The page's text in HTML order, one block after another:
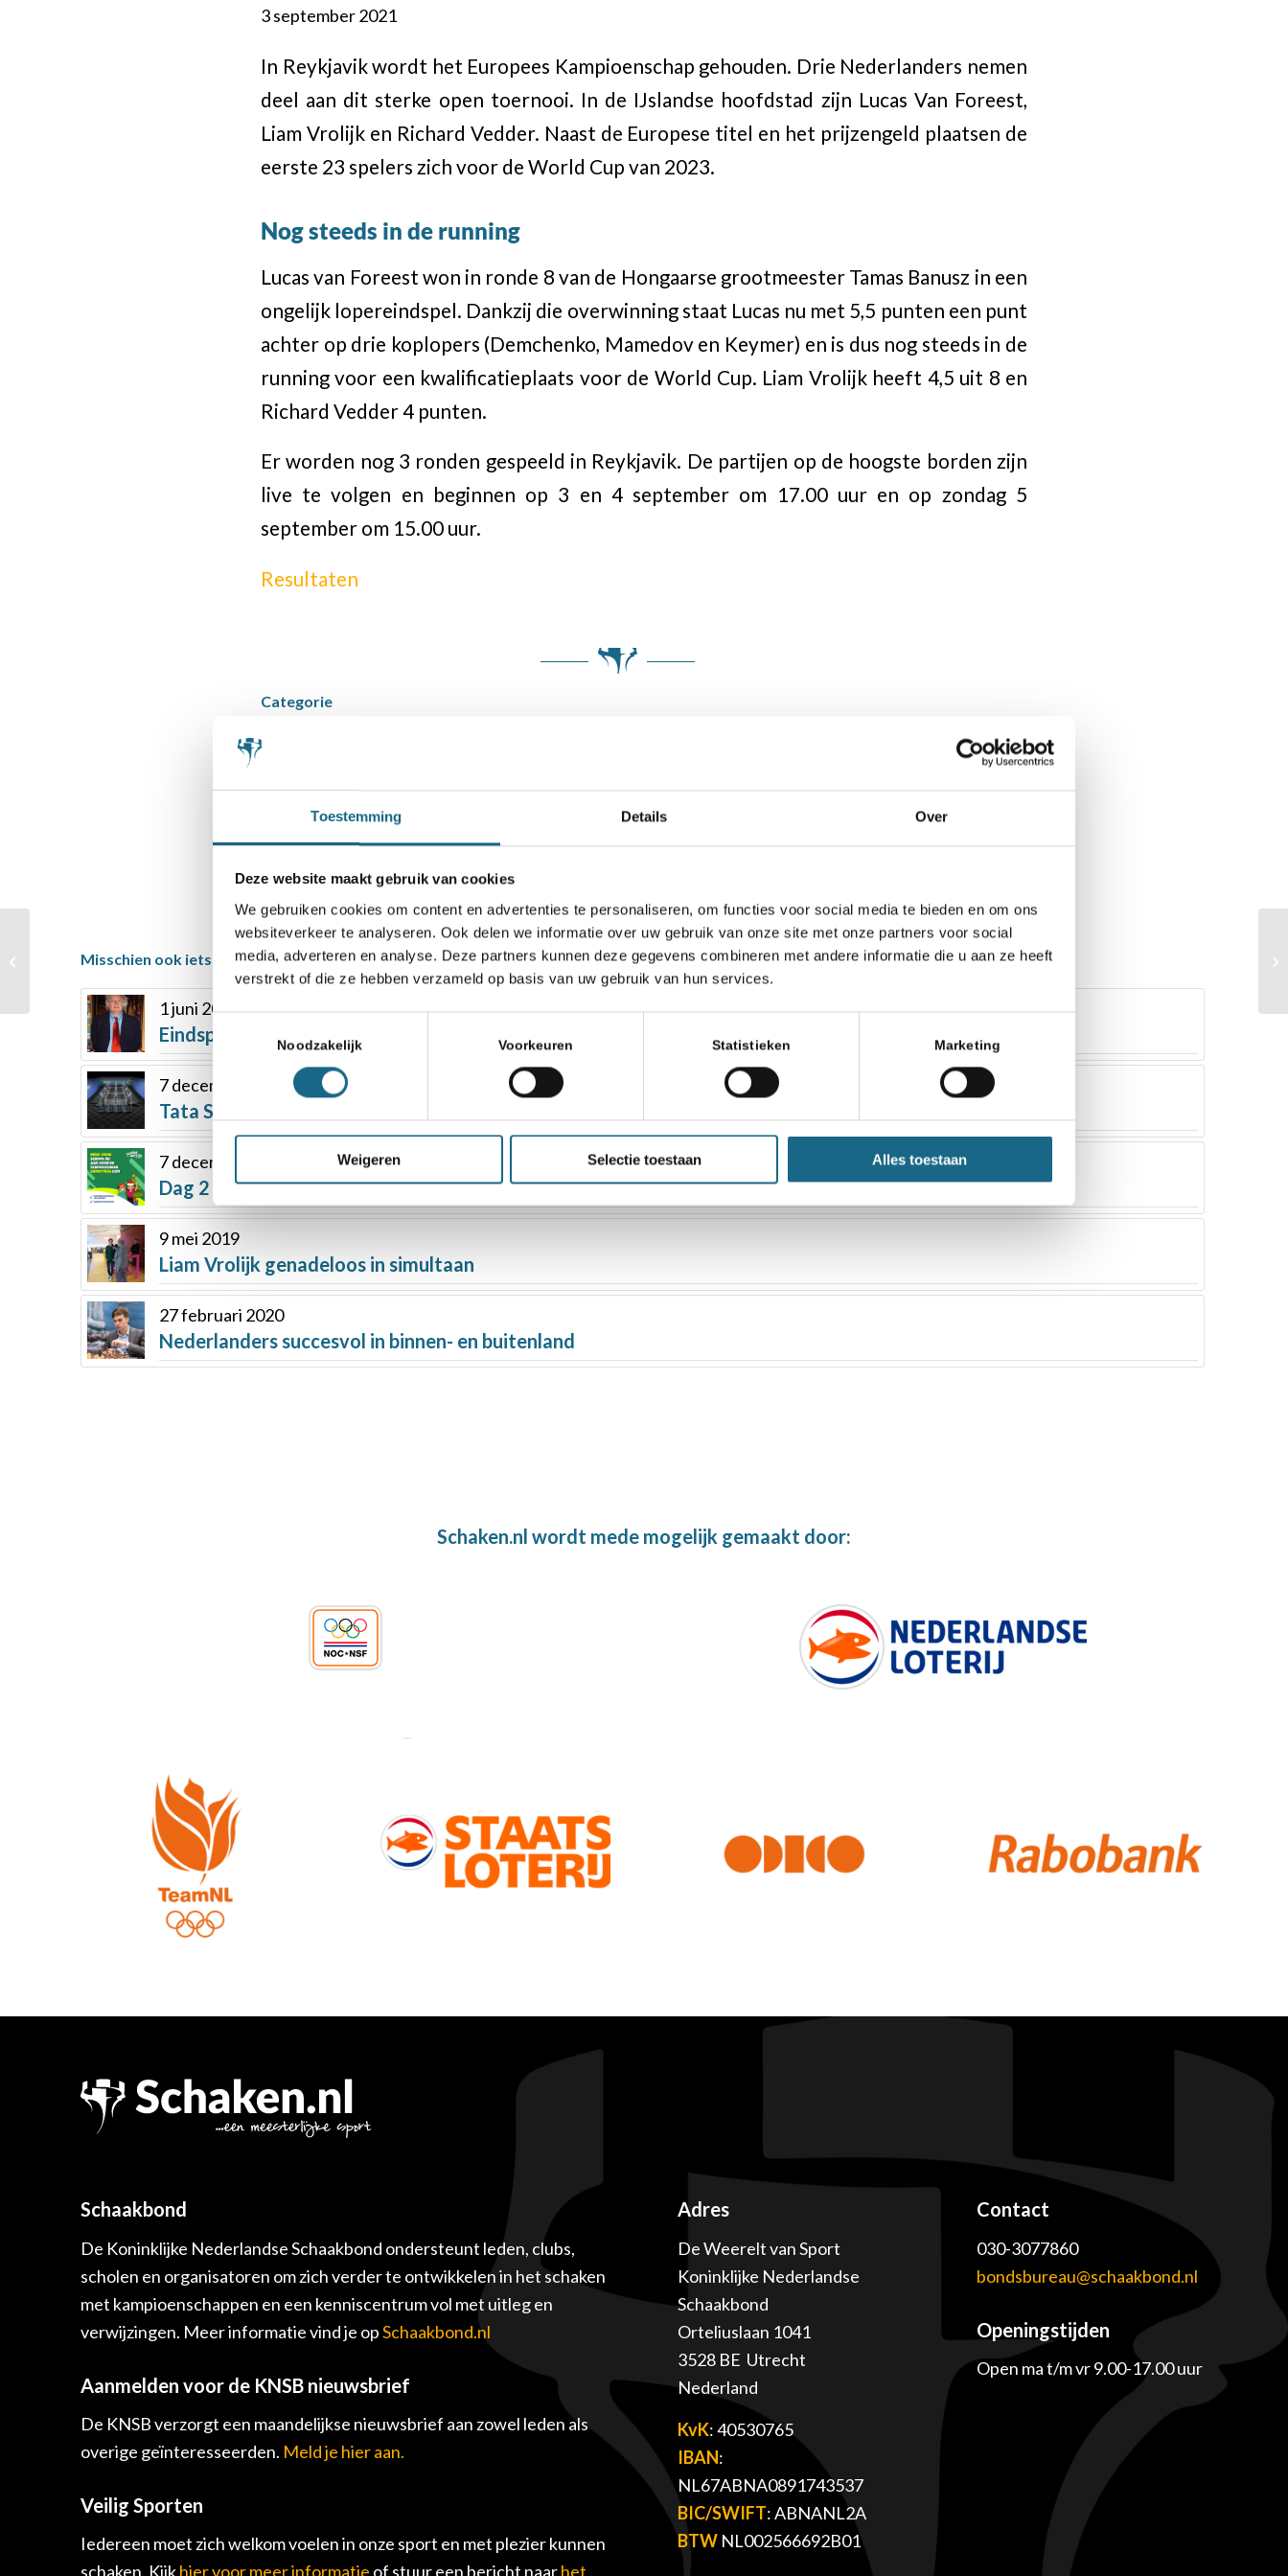
Toestemming Details Over
Deze website maakt gebruik van cookies
We gebruiken cookies om content en advertenties te personaliseren, om functies voor social media te bieden en om ons
websiteverkeer te analyseren. Ook delen we informatie over uw gebruik van onze site met onze partners voor social
media, adverteren en analyse. Deze partners kunnen deze gegevens combineren met andere informatie die u aan ze heeft
verstrekt of die ze hebben verzameld op basis van uw gebruik van hun services.
Noodzakelijk Voorkeuren Statistieken Marketing
Weigeren Selectie toestaan Alles toestaan
3 september 2021
In Reykjavik wordt het Europees Kampioenschap gehouden. Drie Nederlanders nemen
deel aan dit sterke open toernooi. In de IJslandse hoofdstad zijn Lucas Van Foreest,
Liam Vrolijk en Richard Vedder. Naast de Europese titel en het prijzengeld plaatsen de
eerste 23 spelers zich voor de World Cup van 2023.
Nog steeds in de running
Lucas van Foreest won in ronde 8 van de Hongaarse grootmeester Tamas Banusz in een
ongelijk lopereindspel. Dankzij die overwinning staat Lucas nu met 5,5 punten een punt
achter op drie koplopers (Demchenko, Mamedov en Keymer) en is dus nog steeds in de
running voor een kwalificatieplaats voor de World Cup. Liam Vrolijk heeft 4,5 uit 8 en
Richard Vedder 4 punten.
Er worden nog 3 ronden gespeeld in Reykjavik. De partijen op de hoogste borden zijn
live te volgen en beginnen op 3 en 4 september om 17.00 uur en op zondag 5
september om 15.00 uur.
Resultaten
Categorie
Deel dit stuk
Misschien ook iets voor u
1 juni 2021
Eindspelstudie wedstrijd „Jan Timman 70”
7 december 2020
Tata Steel Chess Tournament 2021 gaat door
7 december 2021
Dag 2 van de Schaakmatties Schoolschaak Christmas Cup
9 mei 2019
Liam Vrolijk genadeloos in simultaan
27 februari 2020
Nederlanders succesvol in binnen- en buitenland
Schaken.nl wordt mede mogelijk gemaakt door:
Schaakbond
De Koninklijke Nederlandse Schaakbond ondersteunt leden, clubs,
scholen en organisatoren om zich verder te ontwikkelen in het schaken
met kampioenschappen en een kenniscentrum vol met uitleg en
verwijzingen. Meer informatie vind je opSchaakbond.nl
Aanmelden voor de KNSB nieuwsbrief
De KNSB verzorgt een maandelijkse nieuwsbrief aan zowel leden als
overige geïnteresseerden. Meld je hier aan.
Veilig Sporten
Iedereen moet zich welkom voelen in onze sport en met plezier kunnen
schaken. Kijkhier voor meer informatie of stuur een bericht naarhet
Adres
De Weerelt van Sport
Koninklijke Nederlandse
Schaakbond
Orteliuslaan 1041
3528 BE Utrecht
Nederland
KvK: 40530765
IBAN:
NL67ABNA0891743537
BIC/SWIFT: ABNANL2A
BTW NL002566692B01
Contact
030-3077860
bondsbureau@schaakbond.nl
Openingstijden
Open ma t/m vr 9.00-17.00 uur